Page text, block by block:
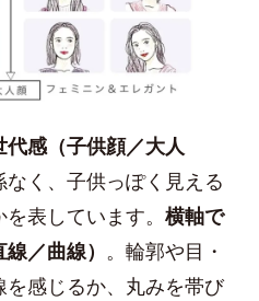
感（子供顔／大人
く、子供っぽく見える
表しています。 横軸で
／曲線） 。輪郭や目・
感じるか、丸みを帯び